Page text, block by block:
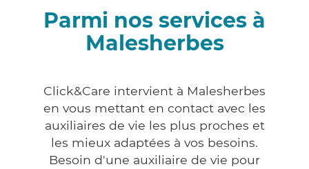
Parmi nos services à
Malesherbes
Click&Care intervient à Malesherbes
en vous mettant en contact avec les
auxiliaires de vie les plus proches et
les mieux adaptées à vos besoins.
Besoin d'une auxiliaire de vie pour